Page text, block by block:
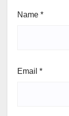
Name *
Email *